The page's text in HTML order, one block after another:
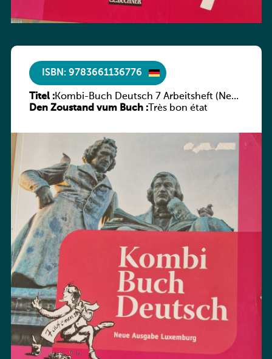
ISBN: 9783661136776
Titel :Kombi-Buch Deutsch 7 Arbeitsheft (Neue
Ausgabe Luxemburg)
Den Zoustand vum Buch :Très bon état